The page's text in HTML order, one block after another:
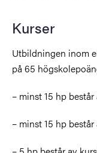
Kurser
Utbildningen inom
på 65
– minst 15 hp
– minst 15 hp